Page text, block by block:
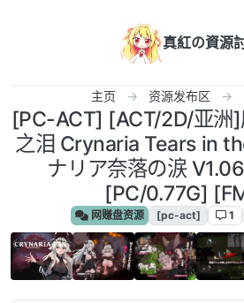
真紅の資源
主页 资源发布区
[PC-ACT] [ACT/2D/亚洲
之泪 Crynaria Tears in
ナリア奈落の涙
[PC/0.77G]
网赚盘资源 [pc-act] 1